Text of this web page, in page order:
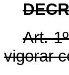
Art.
vigorar